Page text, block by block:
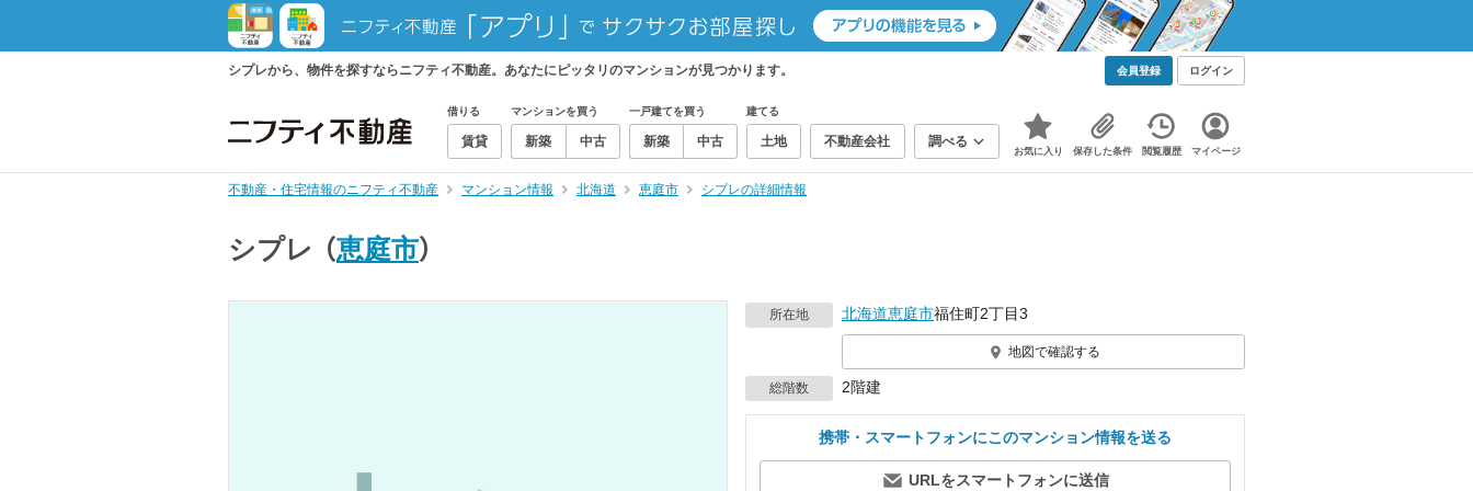
シプレから、物件を探すならニフティ不動産。あなたにピッタリのマンションが見つかります。 会員登録 ログイン
借りる
賃貸
マンションを買う
新築 中古
一戸建てを買う
新築 中古
建てる
土地 不動産会社 調べる
お気に入り 保存した条件 閲覧履歴 マイページ
不動産・住宅情報のニフティ不動産 マンション情報 北海道 恵庭市 シプレの詳細情報
シプレ （恵庭市）
所在地 北海道恵庭市福住町2丁目3
地図で確認する
総階数 2階建
携帯・スマートフォンにこのマンション情報を送る
URLをスマートフォンに送信